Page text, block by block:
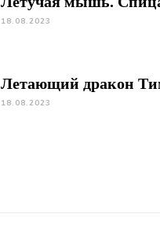
18.08.2023
Летающий дракон
18.08.2023